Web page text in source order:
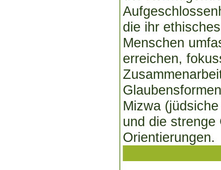
die ihr
Menschen
erreichen,
Mizwa
und die strenge
Orientierungen.